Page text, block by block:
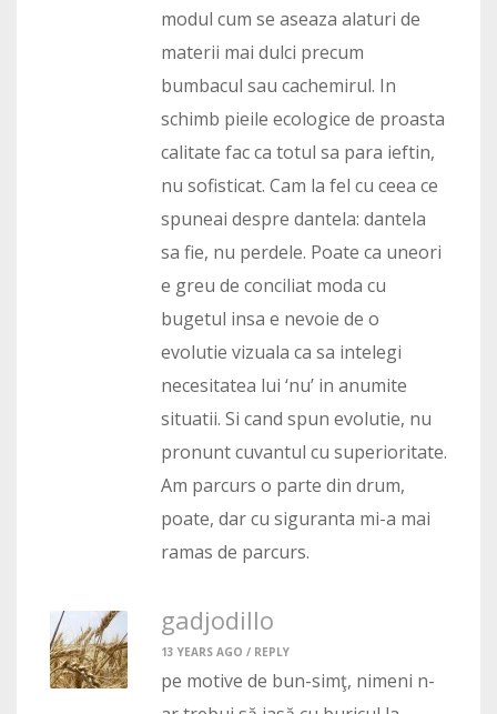
modul cum se aseaza alaturi de
materii mai dulci precum
bumbacul sau cachemirul. In
schimb pieile ecologice de proasta
calitate fac ca totul sa para ieftin,
nu sofisticat. Cam la fel cu ceea ce
spuneai despre dantela: dantela
sa fie, nu perdele. Poate ca uneori
e greu de conciliat moda cu
bugetul insa e nevoie de o
evolutie vizuala ca sa intelegi
necesitatea lui ‘nu’ in anumite
situatii. Si cand spun evolutie, nu
pronunt cuvantul cu superioritate.
Am parcurs o parte din drum,
poate, dar cu siguranta mi-a mai
ramas de parcurs.
gadjodillo
13 YEARS AGO / REPLY
pe motive de bun-simţ, nimeni n-